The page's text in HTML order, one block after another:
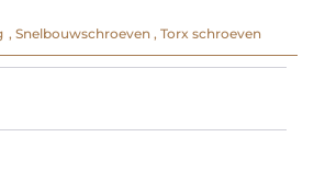
, Snelbouwschroeven , Torx schroeven